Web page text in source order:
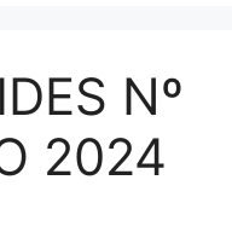
Nº
2024